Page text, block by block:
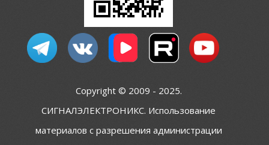
Copyright © 2009 - 2025.
СИГНАЛЭЛЕКТРОНИКС. Использование
материалов с разрешения администрации